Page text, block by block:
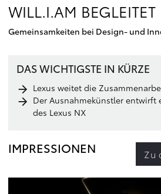
WILL.I.AM
Gemeinsamkeiten bei Design- und
DAS WICHTIGSTE IN KÜRZE
Lexus weitet die
Der Ausnahmekünstler
des Lexus NX
IMPRESSIONEN